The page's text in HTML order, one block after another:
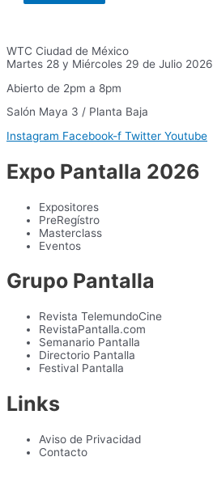
WTC Ciudad de México
Martes 28 y Miércoles 29 de Julio 2026
Abierto de 2pm a 8pm
Salón Maya 3 / Planta Baja
Instagram Facebook-f Twitter Youtube
Expo Pantalla 2026
Expositores
PreRegístro
Masterclass
Eventos
Grupo Pantalla
Revista TelemundoCine
RevistaPantalla.com
Semanario Pantalla
Directorio Pantalla
Festival Pantalla
Links
Aviso de Privacidad
Contacto